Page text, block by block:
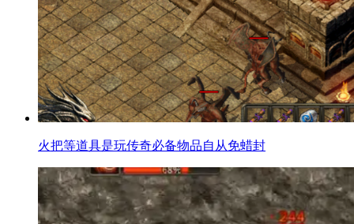
火把等道具是玩传奇必备物品自从免蜡封